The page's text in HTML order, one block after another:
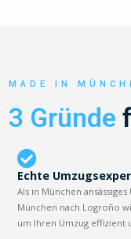
MADE IN
3 Gründe
Echte
Als in München
München nach Logroño
um Ihren Umzug effizient